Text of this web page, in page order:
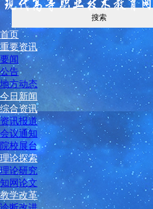
搜索
首页
重要资讯
要闻
公告
地方动态
今日新闻
综合资讯
资讯报道
会议通知
院校展台
理论探索
理论研究
知网论文
教学改革